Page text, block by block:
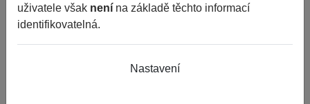
Číslo karty
uživatele však není na základě těchto informací
identifikovatelná.
Nastavení